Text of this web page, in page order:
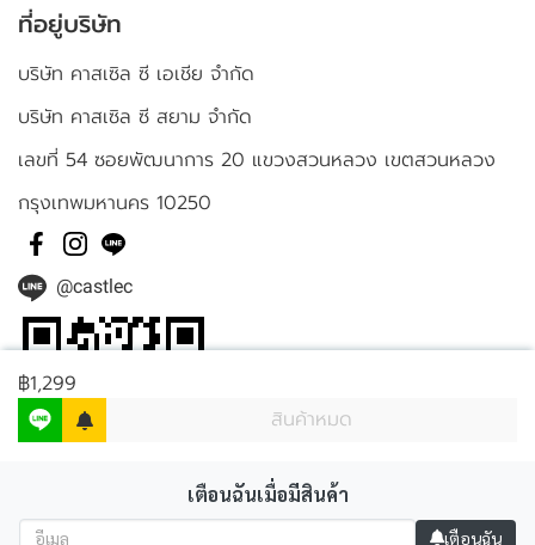
฿1,299
สินค้าหมด
เตือนฉันเมื่อมีสินค้า
เตือนฉัน
ที่อยู่บริษัท
บริษัท คาสเซิล ซี เอเชีย จำกัด
บริษัท คาสเซิล ซี สยาม จำกัด
เลขที่ 54 ซอยพัฒนาการ 20 แขวงสวนหลวง เขตสวนหลวง
กรุงเทพมหานคร 10250
@castlec